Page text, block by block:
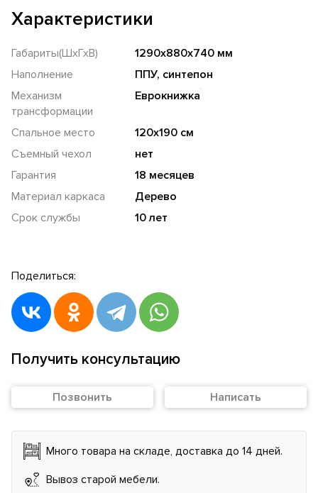
Характеристики
Габариты(ШхГхВ)
1290х880х740 мм
Наполнение
ППУ, синтепон
Механизм
трансформации
Еврокнижка
Спальное место
120х190 см
Съемный чехол
нет
Гарантия
18 месяцев
Материал каркаса
Дерево
Срок службы
10 лет
Поделиться:
Получить консультацию
Позвонить Написать
Много товара на складе, доставка до 14 дней.
Вывоз старой мебели.